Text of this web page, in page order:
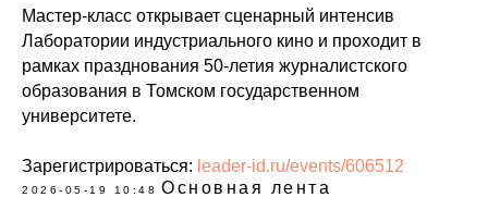
Мастер-класс открывает сценарный интенсив
Лаборатории индустриального кино и проходит в
рамках празднования 50-летия журналистского
образования в Томском государственном
университете.
Зарегистрироваться: leader-id.ru/events/606512
2026-05-19 10:48 Основная лента
Абитуриентам
Базовое высшее
Магистратура
Онлайн-курсы и вебинары
Личный кабинет абитуриента ТГУ